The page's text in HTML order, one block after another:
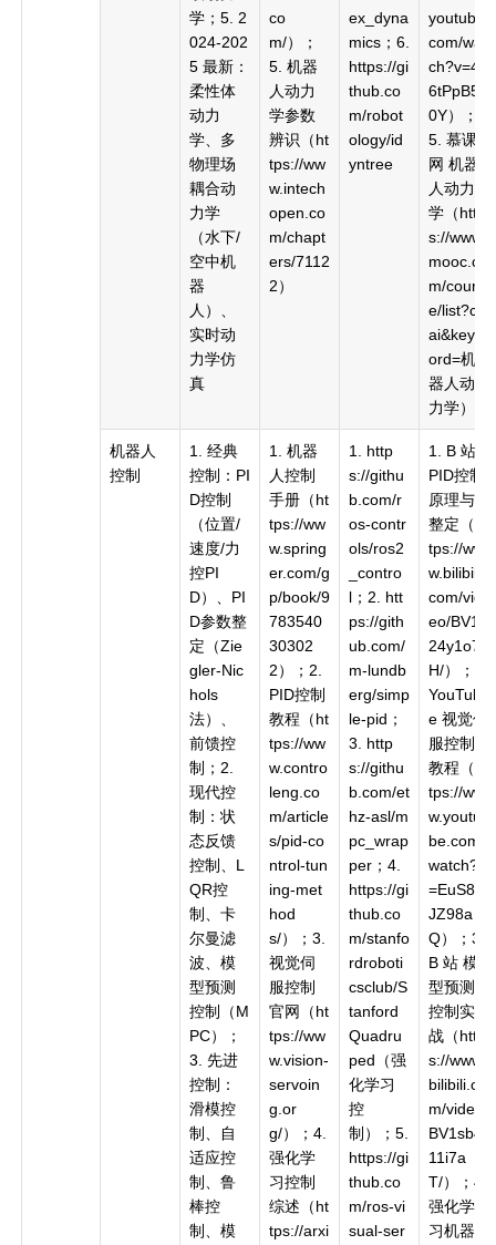
学；5. 2
024-202
5 最新：
柔性体
动力
学、多
物理场
耦合动
力学
（水下/
空中机
器
人）、
实时动
力学仿
真
co
m/）；
5. 机器
人动力
学参数
辨识（ht
tps://ww
w.intech
open.co
m/chapt
ers/7112
2）
ex_dyna
mics；6.
https://gi
thub.co
m/robot
ology/id
yntree
youtube.
com/wat
ch?v=4z
6tPpB5z
0Y）；
5. 慕课
网 机器
人动力
学（http
s://www.i
mooc.co
m/cours
e/list?c=
ai&keyw
ord=机
器人动
力学）
机器人
控制
1. 经典
控制：PI
D控制
（位置/
速度/力
控PI
D）、PI
D参数整
定（Zie
gler-Nic
hols
法）、
前馈控
制；2.
现代控
制：状
态反馈
控制、L
QR控
制、卡
尔曼滤
波、模
型预测
控制（M
PC）；
3. 先进
控制：
滑模控
制、自
适应控
制、鲁
棒控
制、模
1. 机器
人控制
手册（ht
tps://ww
w.spring
er.com/g
p/book/9
783540
30302
2）；2.
PID控制
教程（ht
tps://ww
w.contro
leng.co
m/article
s/pid-co
ntrol-tun
ing-met
hod
s/）；3.
视觉伺
服控制
官网（ht
tps://ww
w.vision-
servoin
g.or
g/）；4.
强化学
习控制
综述（ht
tps://arxi
1. http
s://githu
b.com/r
os-contr
ols/ros2
_contro
l；2. htt
ps://gith
ub.com/
m-lundb
erg/simp
le-pid；
3. http
s://githu
b.com/et
hz-asl/m
pc_wrap
per；4.
https://gi
thub.co
m/stanfo
rdroboti
csclub/S
tanford
Quadru
ped（强
化学习
控
制）；5.
https://gi
thub.co
m/ros-vi
sual-ser
1. B 站
PID控制
原理与
整定（ht
tps://ww
w.bilibili.
com/vid
eo/BV1X
24y1o7i
H/）；2.
YouTub
e 视觉伺
服控制
教程（ht
tps://ww
w.youtu
be.com/
watch?v
=EuS8Y
JZ98a
Q）；3.
B 站 模
型预测
控制实
战（http
s://www.
bilibili.co
m/video/
BV1sb4
11i7a
T/）；4.
强化学
习机器